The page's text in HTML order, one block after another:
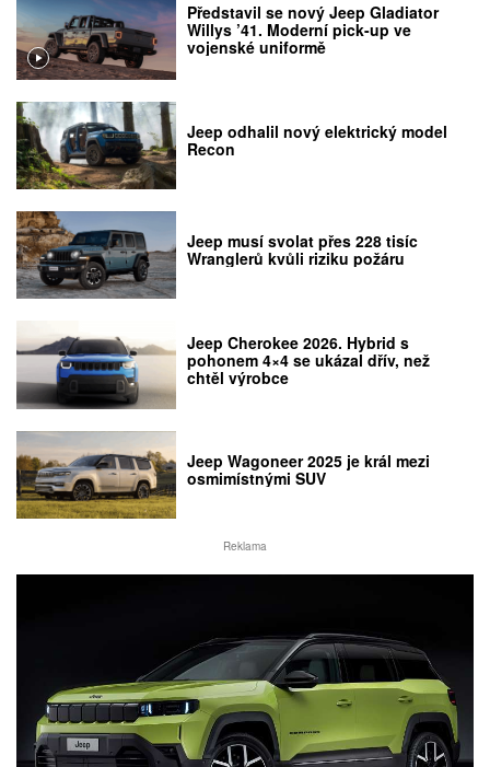
Představil se nový Jeep Gladiator
Willys ’41. Moderní pick-up ve
vojenské uniformě
Jeep odhalil nový elektrický model
Recon
Jeep musí svolat přes 228 tisíc
Wranglerů kvůli riziku požáru
Jeep Cherokee 2026. Hybrid s
pohonem 4×4 se ukázal dřív, než
chtěl výrobce
Jeep Wagoneer 2025 je král mezi
osmimístnými SUV
Reklama